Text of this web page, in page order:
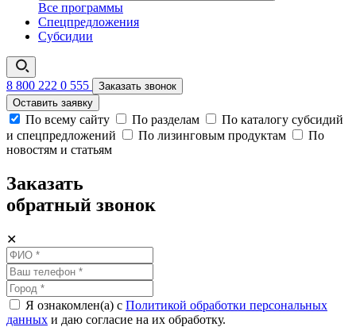
Все программы
Спецпредложения
Субсидии
8 800 222 0 555
Заказать звонок
Оставить заявку
По всему сайту По разделам
По каталогу субсидий
и спецпредложений
По лизинговым продуктам
По
новостям и статьям
Заказать
обратный звонок
✕
Я ознакомлен(а) с Политикой обработки персональных
данных и даю согласие на их обработку.